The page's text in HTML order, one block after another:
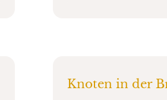
Knoten in der